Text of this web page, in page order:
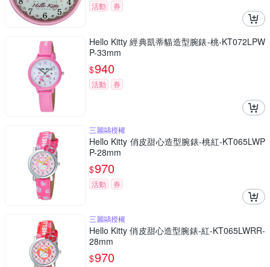
活動 券
Hello Kitty 經典凱蒂貓造型腕錶-桃-KT072LPW
P-33mm
$940
活動 券
三麗鷗授權
Hello Kitty 俏皮甜心造型腕錶-桃紅-KT065LWP
P-28mm
$970
活動 券
三麗鷗授權
Hello Kitty 俏皮甜心造型腕錶-紅-KT065LWRR-
28mm
$970